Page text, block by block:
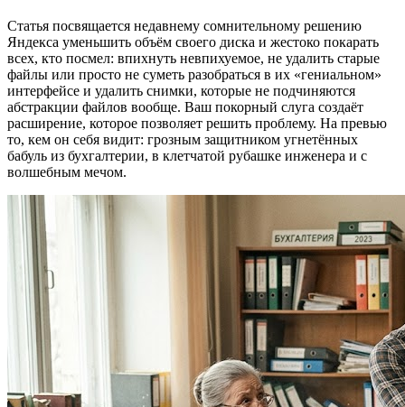
Статья посвящается недавнему сомнительному решению
Яндекса уменьшить объём своего диска и жестоко покарать
всех, кто посмел: впихнуть невпихуемое, не удалить старые
файлы или просто не суметь разобраться в их «гениальном»
интерфейсе и удалить снимки, которые не подчиняются
абстракции файлов вообще. Ваш покорный слуга создаёт
расширение, которое позволяет решить проблему. На превью
то, кем он себя видит: грозным защитником угнетённых
бабуль из бухгалтерии, в клетчатой рубашке инженера и с
волшебным мечом.